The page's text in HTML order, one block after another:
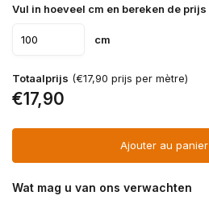
Vul in hoeveel cm en bereken de prijs
cm
Totaalprijs (€17,90 prijs per mètre)
€17,90
Ajouter au panier
Wat mag u van ons verwachten